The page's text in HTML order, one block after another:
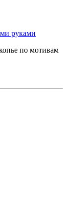
руками
по мотивам